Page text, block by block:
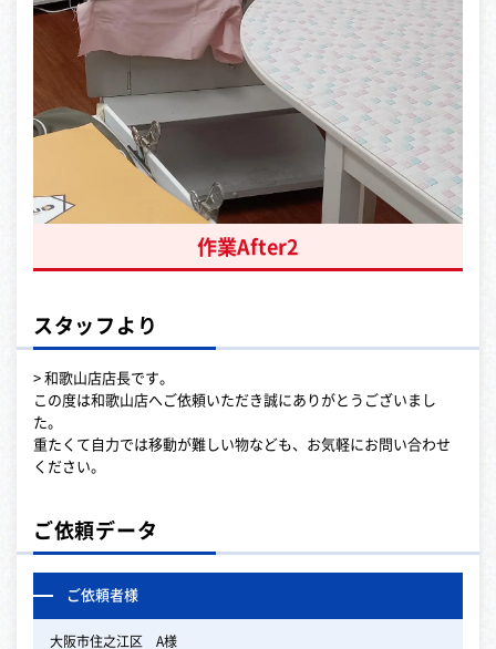
作業After2
スタッフより
> 和歌山店店長です。
この度は和歌山店へご依頼いただき誠にありがとうございまし
た。
重たくて自力では移動が難しい物なども、お気軽にお問い合わせ
ください。
ご依頼データ
ご依頼者様
大阪市住之江区 A様